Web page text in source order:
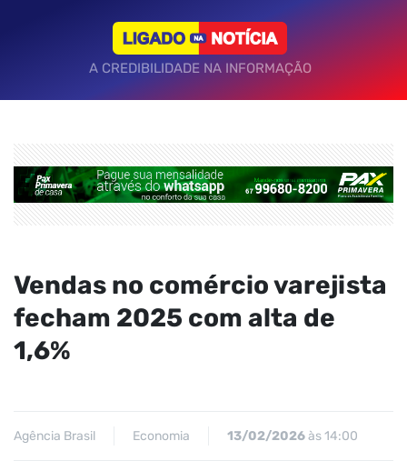
A CREDIBILIDADE NA INFORMAÇÃO
Vendas no comércio varejista
fecham 2025 com alta de
1,6%
Agência Brasil Economia 13/02/2026às 14:00